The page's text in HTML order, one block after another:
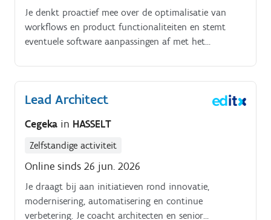
Je denkt proactief mee over de optimalisatie van
workflows en product functionaliteiten en stemt
eventuele software aanpassingen af met het
Lead Architect
Cegeka in HASSELT
Zelfstandige activiteit
Online sinds 26 jun. 2026
Je draagt bij aan initiatieven rond innovatie,
modernisering, automatisering en continue
verbetering. Je coacht architecten en senior